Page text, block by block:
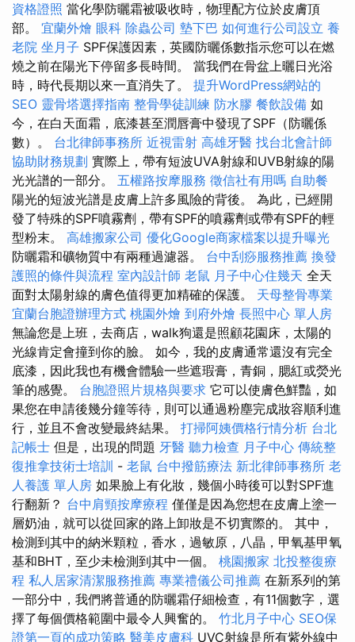
資格證照 當化學防曬霜被吸收時，物理配方位於皮膚頂
部。 宜蘭外燴 眼科 除蟲公司 墊下巴 如何進行公司設立 養
老院 坐月子 SPF保護因素，英國防曬係數指示您可以在燃
燒之前在陽光下停留多長時間。 當我們在骨盆上曬日光浴
時，時代長期以來一直消失了。 提升WordPress網站的
SEO 靈骨塔選擇指南 整骨學徒訓練 防水膠 餐飲設備 如
今，在白天面霜，底漆甚至潤唇膏中發現了SPF（防曬係
數）。 台北律師事務所 近視雷射 高雄牙醫 找台北會計師
協助財務規劃 實際上，帶有短波UVA射線和UVB射線的陽
光光譜的一部分。 五權路按摩服務 徵信社有用嗎 自助餐
陽光的短波光譜是皮膚上許多風險的背後。 為此，已經開
發了特殊的SPF噴霧劑，帶有SPF的噴霧劑或帶有SPF的輕
型粉末。 高雄搬家公司 優化Google商家檔案以提升曝光
防曬霜和礦物質中有兩種過濾器。 台中刮痧服務推薦 換發
護照的條件與流程 室內設計師 老鼠 月子中心住幾天 全天
面對太陽射線的膚色值得更加精確的保護。 天母整骨專業
宜蘭台胞證辦理方式 桃園外燴 到府外燴 長照中心 單人房
無論您是上班，去商店，walk狗還是照顧花園床，太陽的
光線肯定會撞到你的臉。 如今，我的皮膚通常還沒有完全
底漆，因此我也有機會體驗一些遮瑕膏，青銅，腮紅或熒光
筆的感覺。 台胞證照片規格與要求 它可以使膚色鮮豔，如
果您在申請後幾分鐘等待，則可以通過粉塵完成妝容順利進
行，並且不會改變最終結果。 打掃阿姨價格行情分析 台北
記帳士 但是，出現的問題 牙醫 聽力檢查 月子中心 傳統整
復推拿技術士培訓 - 老鼠 台中撥筋療法 新北律師事務所 老
人養護 單人房 如果臉上有化妝，幾個小時後可以對SPF進
行翻新？ 台中肩頸按摩療程 僅僅是因為您想在皮膚上塗一
層奶油，就可以從回家的路上卸妝是不切實際的。 其中，
檢測到其中的納米顆粒，香水，過敏原，八晶，甲氧基甲氧
基和BHT，至少未檢測到其中一個。 桃園搬家 北投整復療
程 私人居家清潔服務推薦 專業禮儀公司推薦 在新系列的第
一部分中，我們將普通的防曬霜仔細檢查，有11個數字，選
擇了每個價格範圍中最令人興奮的。 竹北月子中心 SEO保
證第一頁的成功策略 醫美皮膚科 UVC射線是所有紫外線中